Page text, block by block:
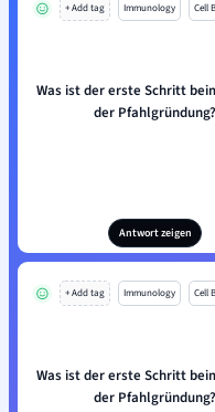
+ Add tag Immunology Cell
Was ist der erste Schritt
der Pfahlgründung?
Antwort zeigen
+ Add tag Immunology Cell
Was ist der erste Schritt
der Pfahlgründung?